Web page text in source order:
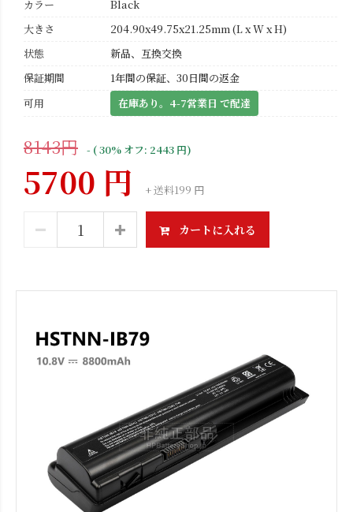
カラー
Black
大きさ
204.90x49.75x21.25mm (L x W x H)
状態
新品、互換交換
保証期間
1年間の保証、30日間の返金
可用
在庫あり。4-7営業日 で配達
8143円 - ( 30% オフ: 2443 円)
5700 円 + 送料199 円
カートに入れる